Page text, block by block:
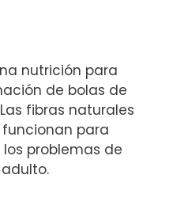
nutrición para
de bolas de
fibras naturales
para
problemas de